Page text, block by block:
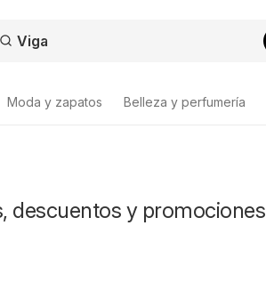
Moda y zapatos Belleza y perfumería
descuentos y promociones